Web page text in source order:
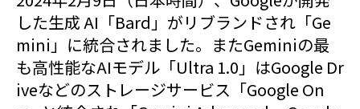
した生成 AI「Bard」がリブランドされ「Ge
mini」に統合されました。またGeminiの最
も高性能なAIモデル「Ultra 1.0」はGoogle Dr
iveなどのストレージサービス「Google On